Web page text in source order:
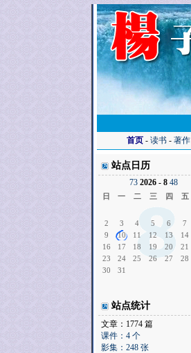
首页 - 读书 - 著作
站点日历
73 2026 - 8 48
日 一 二 三 四 五
2
3 4 5 6 7
9
10 11 12 13 14
16
17 18 19 20 21
23
24 25 26 27 28
30
31
站点统计
文章：1774 篇
课件：4 个
影集：248 张